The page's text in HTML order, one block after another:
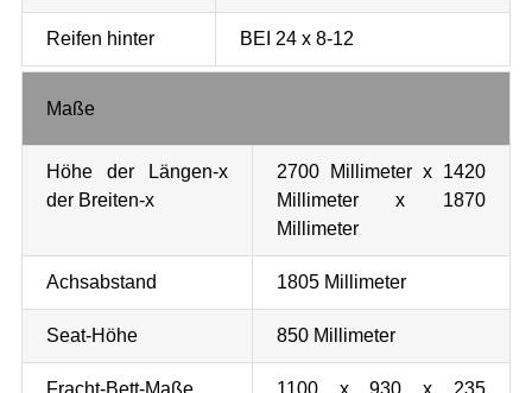
Reifen hinter BEI 24 x 8-12
Maße
Höhe der Längen-x
der Breiten-x
2700 Millimeter x 1420
Millimeter x 1870
Millimeter
Achsabstand 1805 Millimeter
Seat-Höhe 850 Millimeter